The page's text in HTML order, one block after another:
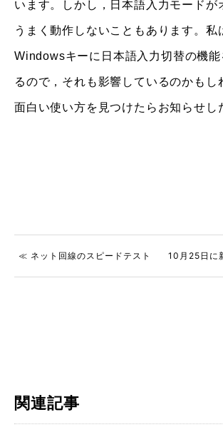
います。しかし，日本語入力モードが
うまく動作しないこともあります。私
Windowsキーに日本語入力切替の機
るので，それも影響しているのかもし
面白い使い方を見つけたらお知らせし
≪ ネット回線のスピードテスト 10月25日に
関連記事